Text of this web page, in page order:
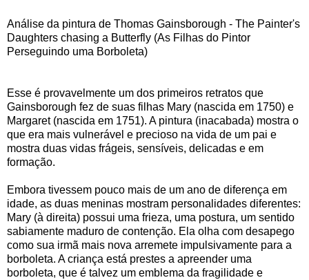
Análise da pintura de Thomas Gainsborough - The Painter's
Daughters chasing a Butterfly (As Filhas do Pintor
Perseguindo uma Borboleta)
Esse é provavelmente um dos primeiros retratos que
Gainsborough fez de suas filhas Mary (nascida em 1750) e
Margaret (nascida em 1751). A pintura (inacabada) mostra o
que era mais vulnerável e precioso na vida de um pai e
mostra duas vidas frágeis, sensíveis, delicadas e em
formação.
Embora tivessem pouco mais de um ano de diferença em
idade, as duas meninas mostram personalidades diferentes:
Mary (à direita) possui uma frieza, uma postura, um sentido
sabiamente maduro de contenção. Ela olha com desapego
como sua irmã mais nova arremete impulsivamente para a
borboleta. A criança está prestes a apreender uma
borboleta, que é talvez um emblema da fragilidade e